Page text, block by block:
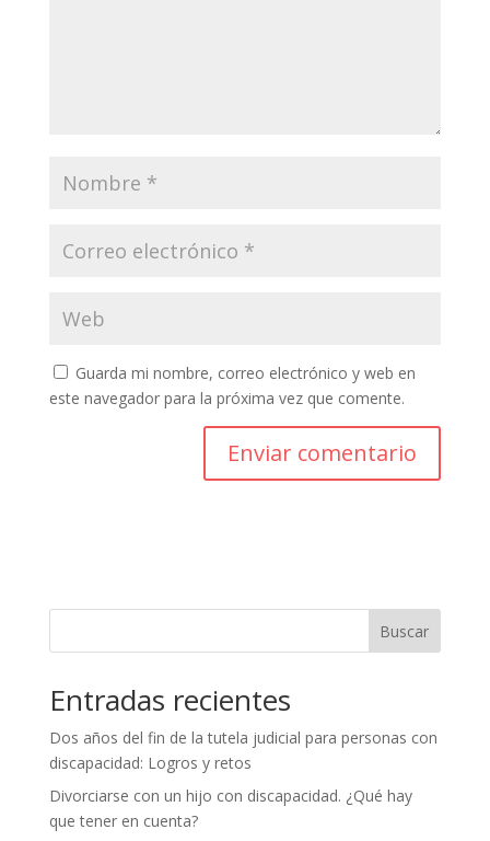
Guarda mi nombre, correo electrónico y web en
este navegador para la próxima vez que comente.
Buscar
Entradas recientes
Dos años del fin de la tutela judicial para personas con
discapacidad: Logros y retos
Divorciarse con un hijo con discapacidad. ¿Qué hay
que tener en cuenta?